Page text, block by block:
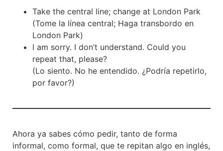
Take the central line; change at London Park
(Tome la línea central; Haga transbordo en
London Park)
I am sorry. I don’t understand. Could you
repeat that, please?
(Lo siento. No he entendido. ¿Podría repetirlo,
por favor?)
Ahora ya sabes cómo pedir, tanto de forma
informal, como formal, que te repitan algo en inglés,